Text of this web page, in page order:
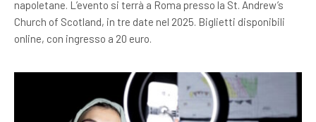
napoletane. L’evento si terrà a Roma presso la St. Andrew’s
Church of Scotland, in tre date nel 2025. Biglietti disponibili
online, con ingresso a 20 euro.